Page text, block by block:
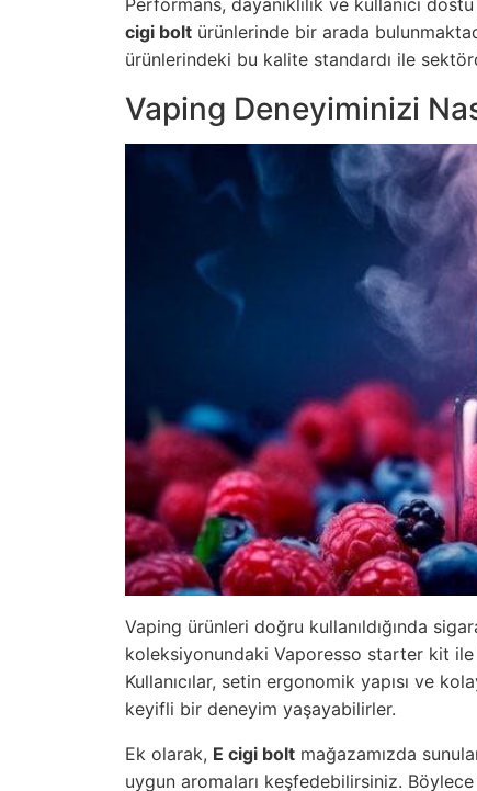
Performans, dayanıklılık ve kullanıcı
cigi bolt ürünlerinde bir arada
ürünlerindeki bu kalite standardı ile
Vaping Deneyiminizi
Vaping ürünleri doğru kullanıldığında
koleksiyonundaki Vaporesso starter kit ile
Kullanıcılar, setin ergonomik yapısı ve
keyifli bir deneyim yaşayabilirler.
Ek olarak, E cigi bolt mağazamızda
uygun aromaları keşfedebilirsiniz.